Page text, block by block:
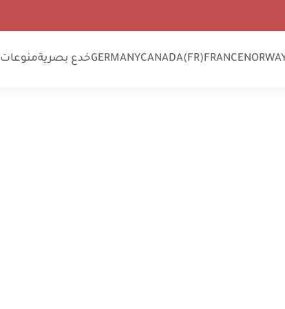
FRANCE
CANADA(FR)
GERMANYخدع بصريةمنوعات